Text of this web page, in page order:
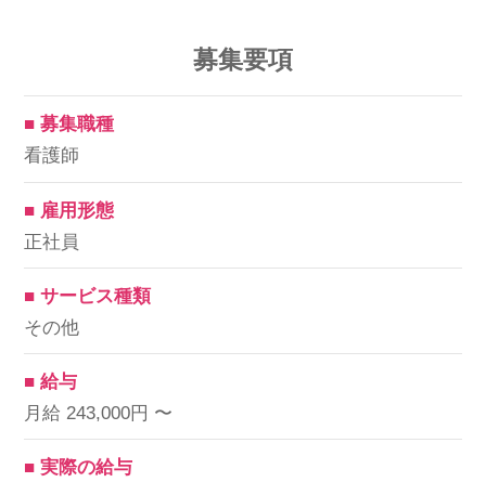
募集要項
■ 募集職種
看護師
■ 雇用形態
正社員
■ サービス種類
その他
■ 給与
月給 243,000円 〜
■ 実際の給与